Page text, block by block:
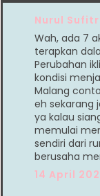
Nurul
Wah, ada 7
terapkan
Perubahan
kondisi
Malang
eh sekarang
ya kalau
memulai
sendiri dari
berusaha
14 April